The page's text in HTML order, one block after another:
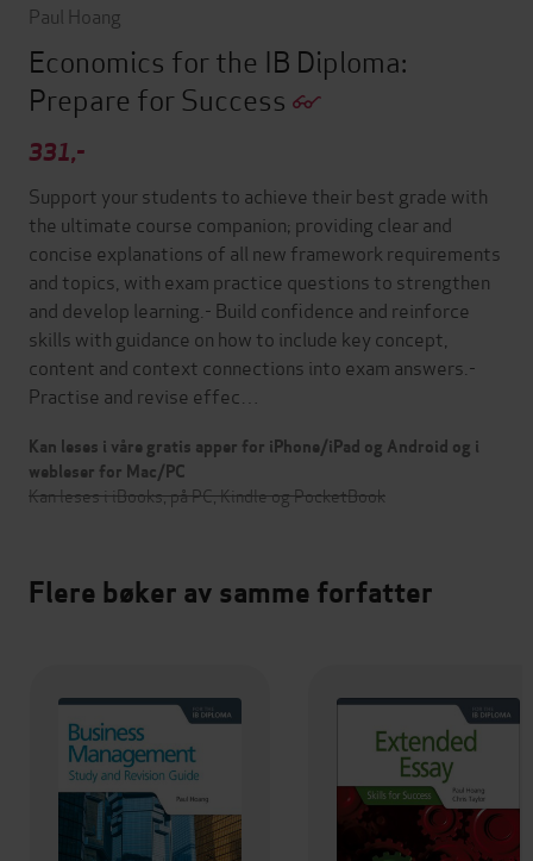
Paul Hoang
Economics for the IB Diploma:
Prepare for Success
331,-
Support your students to achieve their best grade with
the ultimate course companion; providing clear and
concise explanations of all new framework requirements
and topics, with exam practice questions to strengthen
and develop learning.- Build confidence and reinforce
skills with guidance on how to include key concept,
content and context connections into exam answers.-
Practise and revise effec…
Kan leses i våre gratis apper for iPhone/iPad og Android og i
webleser for Mac/PC
Kan leses i iBooks, på PC, Kindle og PocketBook
Flere bøker av samme forfatter